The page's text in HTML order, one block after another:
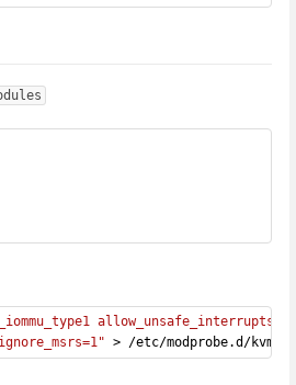
allow_unsafe_interrupts=1"
> /etc/modprobe.d/